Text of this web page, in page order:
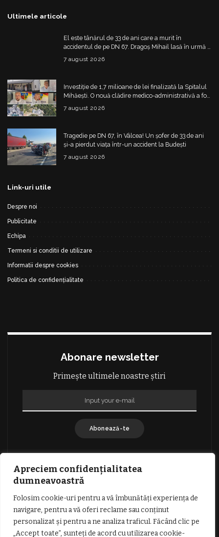
Apreciem confidențialitatea
dumneavoastră
Folosim cookie-uri pentru a vă îmbunătăți experiența de
navigare, pentru a vă oferi reclame sau conținut
personalizat și pentru a ne analiza traficul. Făcând clic pe
„Accept toate”, sunteți de acord cu utilizarea cookie-
Ultimele articole
El este tânărul de 33 de ani care a murit în
accidentul de pe DN 67. Dragoș Mihail lasă în urmă o
7 august 2026
Investiție de 1,7 milioane de lei finalizată la Spitalul
Mihăești. O nouă clădire medico-administrativă a fost
construită
7 august 2026
Tragedie pe DN 67, în Vâlcea! Un șofer de 33 de ani
și-a pierdut viața într-un accident la Budești
7 august 2026
Link-uri utile
Despre noi
Publicitate
Echipa
Termeni si conditii de utilizare
Informatii despre cookies
Politica de confidențialitate
Abonare newsletter
Primește ultimele noastre știri
Abonează-te
TERMENI SI CONDITII DE UTILIZARE
INFORMATII DESPRE COOKIES
DESPRE NOI
PUBLICITATE